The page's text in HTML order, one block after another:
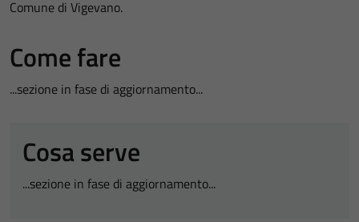
Comune di Vigevano.
Come fare
...sezione in fase di aggiornamento...
Cosa serve
...sezione in fase di aggiornamento...